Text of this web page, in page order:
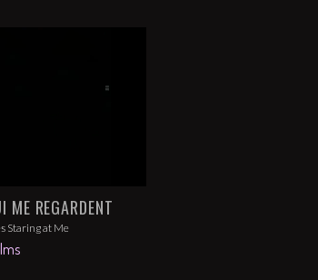
ME REGARDENT
Staring at Me